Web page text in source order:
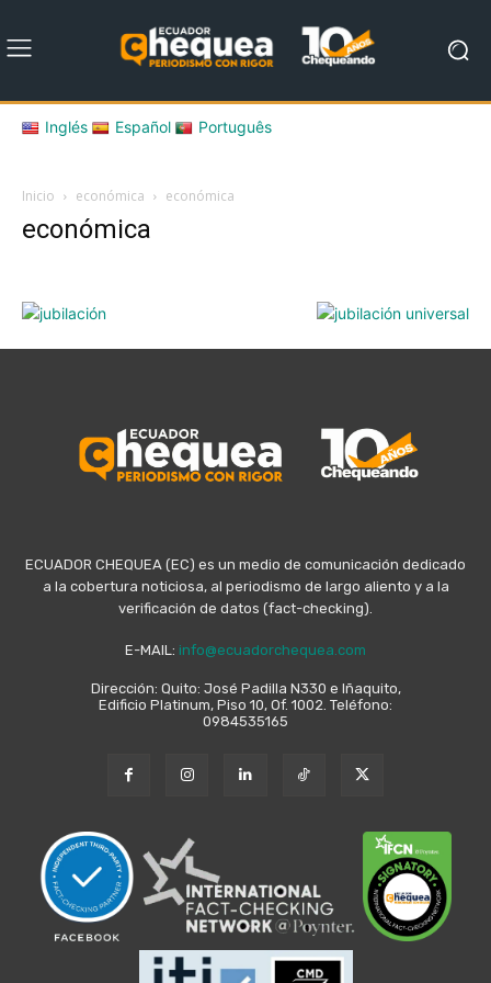
Inglés Español Português
Inicio económica económica
económica
ECUADOR CHEQUEA (EC) es un medio de comunicación dedicado
a la cobertura noticiosa, al periodismo de largo aliento y a la
verificación de datos (fact-checking).
E-MAIL: info@ecuadorchequea.com
Dirección: Quito: José Padilla N330 e Iñaquito,
Edificio Platinum, Piso 10, Of. 1002. Teléfono:
0984535165